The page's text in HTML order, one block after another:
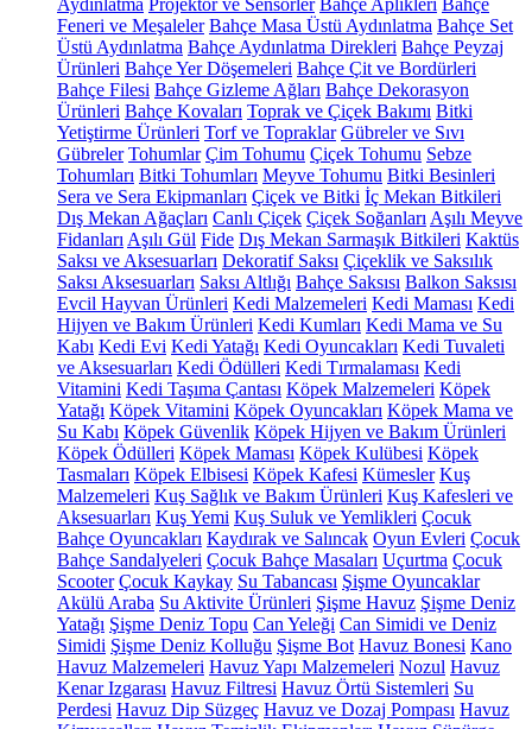
Aydınlatma Projektör ve Sensörler Bahçe Aplikleri Bahçe
Feneri ve Meşaleler Bahçe Masa Üstü Aydınlatma Bahçe Set
Üstü Aydınlatma Bahçe Aydınlatma Direkleri Bahçe Peyzaj
Ürünleri Bahçe Yer Döşemeleri Bahçe Çit ve Bordürleri
Bahçe Filesi Bahçe Gizleme Ağları Bahçe Dekorasyon
Ürünleri Bahçe Kovaları Toprak ve Çiçek Bakımı Bitki
Yetiştirme Ürünleri Torf ve Topraklar Gübreler ve Sıvı
Gübreler Tohumlar Çim Tohumu Çiçek Tohumu Sebze
Tohumları Bitki Tohumları Meyve Tohumu Bitki Besinleri
Sera ve Sera Ekipmanları Çiçek ve Bitki İç Mekan Bitkileri
Dış Mekan Ağaçları Canlı Çiçek Çiçek Soğanları Aşılı Meyve
Fidanları Aşılı Gül Fide Dış Mekan Sarmaşık Bitkileri Kaktüs
Saksı ve Aksesuarları Dekoratif Saksı Çiçeklik ve Saksılık
Saksı Aksesuarları Saksı Altlığı Bahçe Saksısı Balkon Saksısı
Evcil Hayvan Ürünleri Kedi Malzemeleri Kedi Maması Kedi
Hijyen ve Bakım Ürünleri Kedi Kumları Kedi Mama ve Su
Kabı Kedi Evi Kedi Yatağı Kedi Oyuncakları Kedi Tuvaleti
ve Aksesuarları Kedi Ödülleri Kedi Tırmalaması Kedi
Vitamini Kedi Taşıma Çantası Köpek Malzemeleri Köpek
Yatağı Köpek Vitamini Köpek Oyuncakları Köpek Mama ve
Su Kabı Köpek Güvenlik Köpek Hijyen ve Bakım Ürünleri
Köpek Ödülleri Köpek Maması Köpek Kulübesi Köpek
Tasmaları Köpek Elbisesi Köpek Kafesi Kümesler Kuş
Malzemeleri Kuş Sağlık ve Bakım Ürünleri Kuş Kafesleri ve
Aksesuarları Kuş Yemi Kuş Suluk ve Yemlikleri Çocuk
Bahçe Oyuncakları Kaydırak ve Salıncak Oyun Evleri Çocuk
Bahçe Sandalyeleri Çocuk Bahçe Masaları Uçurtma Çocuk
Scooter Çocuk Kaykay Su Tabancası Şişme Oyuncaklar
Akülü Araba Su Aktivite Ürünleri Şişme Havuz Şişme Deniz
Yatağı Şişme Deniz Topu Can Yeleği Can Simidi ve Deniz
Simidi Şişme Deniz Kolluğu Şişme Bot Havuz Bonesi Kano
Havuz Malzemeleri Havuz Yapı Malzemeleri Nozul Havuz
Kenar Izgarası Havuz Filtresi Havuz Örtü Sistemleri Su
Perdesi Havuz Dip Süzgeç Havuz ve Dozaj Pompası Havuz